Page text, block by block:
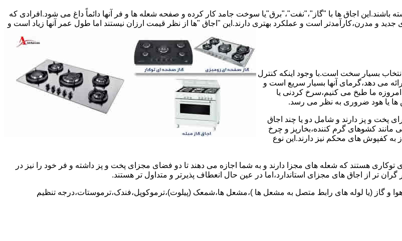
اجاق ها با "گاز"،"نفت"،"برق"یا سوخت جامد کار کرده و صفحه شعله ها و فر آنها دائماً داغ می شود.افرادی که
جدید و مدرن،کارآمدتر است و عملکرد بهتری دارند.این "اجاق "ها از نظر قیمت ارزان نیستند اما طول عمر آنها زیاد است و
بسیار سخت است.با وجود اینکه کنترل
می دهد،گرمای آنها بسیار سریع است و
ما طبخ می کنیم،سرخ کردنی یا
ها یا هود ضروری به نظر می رسد.
پخت و پز دارند و شامل دو یا چند اجاق
کشوهای گرم کننده،بخارپز و چرخ
به کفپوش های محکم نیز دارند.این نوع
هستند که شعله های مجزا دارند و به شما اجازه می دهند تا دو فضای مجزای پخت و پز داشته و فر خود را نیز در
تر از اجاق های مجزای استاندارد،اما در عین حال انعطاف پذیرتر و متداول تر هستند.
و گاز (یا لوله های رابط متصل به مشعل ها )،مشعل ها،شمعک (پیلوت)،ترموکوپل،فندک،ترموستات،درجه تنظیم